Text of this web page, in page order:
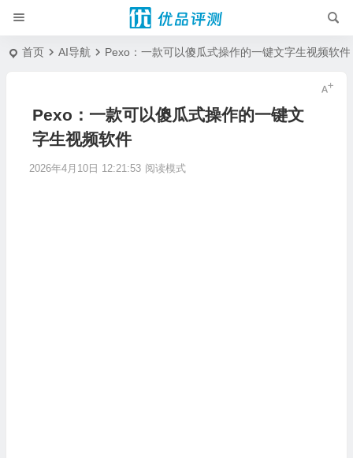
首页 AI导航 Pexo：一款可以傻瓜式操作的一键文字生视频软件
Pexo：一款可以傻瓜式操作的一键文
字生视频软件
2026年4月10日 12:21:53 阅读模式